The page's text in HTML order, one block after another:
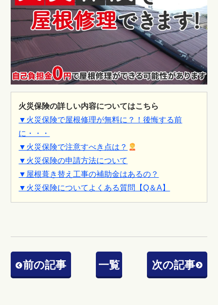
火災保険の詳しい内容についてはこちら
▼火災保険で屋根修理が無料に？！後悔する前
に・・・
▼火災保険で注意すべき点は？
▼火災保険の申請方法について
▼屋根葺き替え工事の補助金はあるの？
▼火災保険についてよくある質問【Q＆A】
前の記事 一覧 次の記事